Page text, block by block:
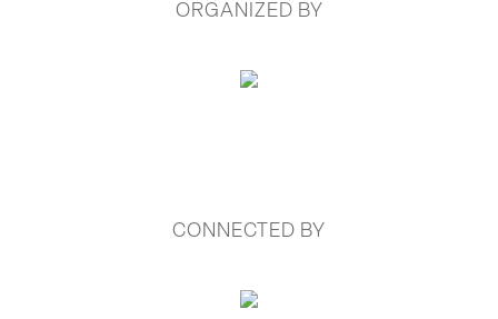
ORGANIZED BY
CONNECTED BY